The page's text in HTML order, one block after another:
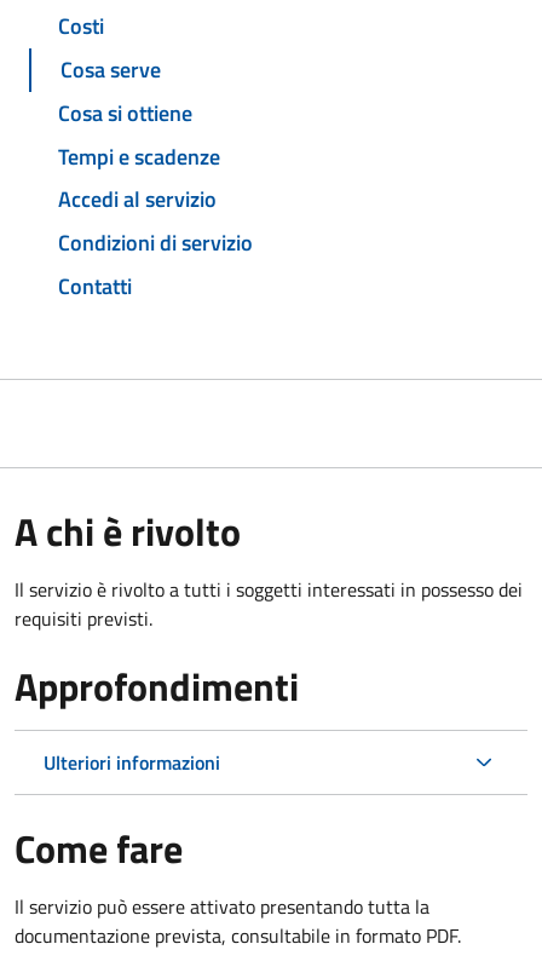
Costi
Cosa serve
Cosa si ottiene
Tempi e scadenze
Accedi al servizio
Condizioni di servizio
Contatti
A chi è rivolto
Il servizio è rivolto a tutti i soggetti interessati in possesso dei
requisiti previsti.
Approfondimenti
Ulteriori informazioni
Come fare
Il servizio può essere attivato presentando tutta la
documentazione prevista, consultabile in formato PDF.